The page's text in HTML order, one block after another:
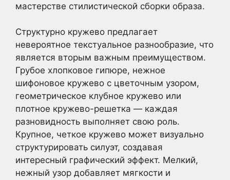
мастерстве стилистической сборки образа.
Структурно кружево предлагает
невероятное текстуальное разнообразие, что
является вторым важным преимуществом.
Грубое хлопковое гипюре, нежное
шифоновое кружево с цветочным узором,
геометрическое клубное кружево или
плотное кружево-решетка — каждая
разновидность выполняет свою роль.
Крупное, четкое кружево может визуально
структурировать силуэт, создавая
интересный графический эффект. Мелкий,
нежный узор добавляет мягкости и